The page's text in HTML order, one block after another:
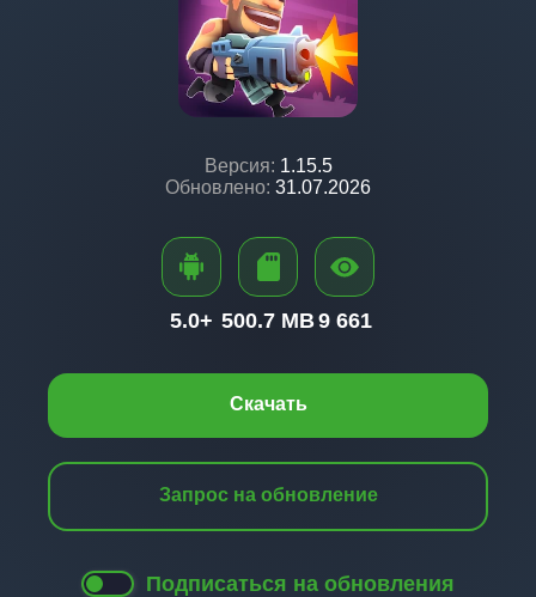
Версия: 1.15.5
Обновлено: 31.07.2026
Скачать
Запрос на обновление
Подписаться на обновления
5.0+ 500.7 MB9 661